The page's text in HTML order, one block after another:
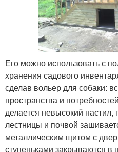
Его можно использовать с
хранения садового
сделав вольер для собаки:
пространства и
делается невысокий
лестницы и почвой
металлическим щитом с
ступеньками закрываются в